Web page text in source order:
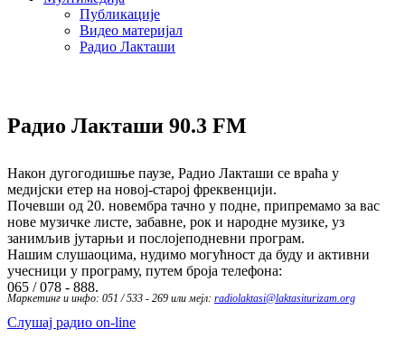
Публикације
Видео материјал
Радио Лакташи
Радио Лакташи 90.3 FM
Након дугогодишње паузе, Радио Лакташи се враћа у
медијски етер на новој-старој фреквенцији.
Почевши од 20. новембра тачно у подне, припремамо за вас
нове музичке листе, забавне, рок и народне музике, уз
занимљив јутарњи и послојеподневни програм.
Нашим слушаоцима, нудимо могућност да буду и активни
учесници у програму, путем броја телефона:
065 / 078 - 888.
Маркетинг и инфо: 051 / 533 - 269 или мејл: radiolaktasi@laktasiturizam.org
Слушај радио on-line